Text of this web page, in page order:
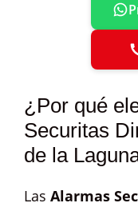
¿Por qué
Securitas
de la
Las Alarmas